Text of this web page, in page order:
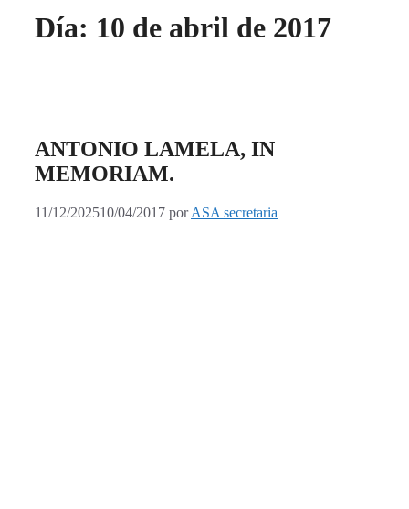
Día: 10 de abril de 2017
ANTONIO LAMELA, IN
MEMORIAM.
11/12/202510/04/2017 porASA secretaria